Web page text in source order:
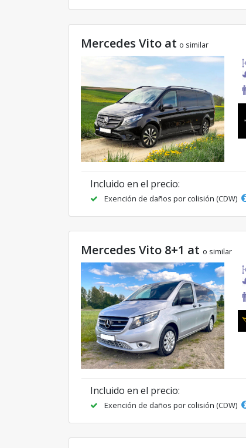
Mercedes Vito at o similar
Incluido en el precio:
Exención de daños por colisión (CDW)
Mercedes Vito 8+1 at o similar
Incluido en el precio:
Exención de daños por colisión (CDW)